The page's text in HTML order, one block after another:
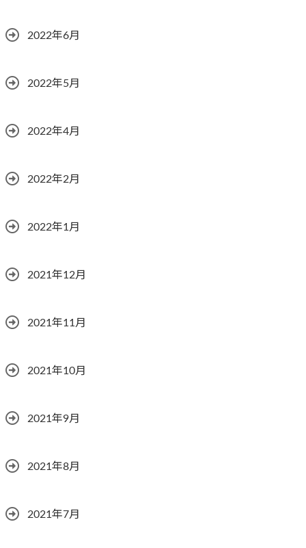
2022年6月
2022年5月
2022年4月
2022年2月
2022年1月
2021年12月
2021年11月
2021年10月
2021年9月
2021年8月
2021年7月